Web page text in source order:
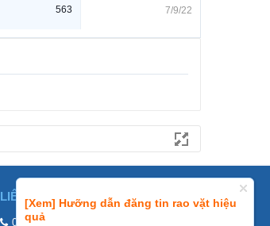
[Xem] Hưỡng dẫn đăng tin rao vặt hiệu
quả
563 7/9/22
LIÊN HỆ
0858002468